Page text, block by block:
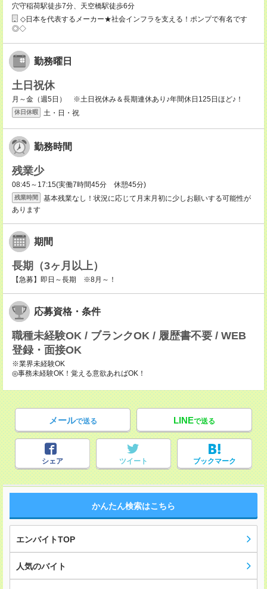
穴守稲荷駅徒歩7分、天空橋駅徒歩6分
◇日本を代表するメーカー★社会インフラを支える！ポンプで有名です
◎◇
勤務曜日
土日祝休
月～金（週5日） ※土日祝休み＆長期連休あり♪年間休日125日ほど♪！
休日休暇 土・日・祝
勤務時間
残業少
08:45～17:15(実働7時間45分 休憩45分)
残業時間
基本残業なし！状況に応じて月末月初に少しお願いする可能性が
あります
期間
長期（3ヶ月以上）
【急募】即日～長期 ※8月～！
応募資格・条件
職種未経験OK / ブランクOK / 履歴書不要 / WEB
登録・面接OK
※業界未経験OK
◎事務未経験OK！覚える意欲あればOK！
メールで送る LINEで送る
シェア ツイート ブックマーク
かんたん検索はこちら
エンバイトTOP
人気のバイト